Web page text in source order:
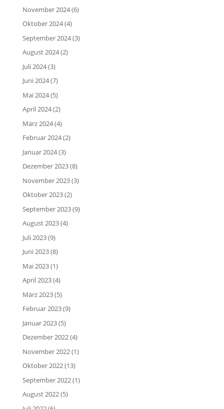
November 2024(6)
Oktober 2024(4)
September 2024(3)
August 2024(2)
Juli 2024(3)
Juni 2024(7)
Mai 2024(5)
April 2024(2)
März 2024(4)
Februar 2024(2)
Januar 2024(3)
Dezember 2023(8)
November 2023(3)
Oktober 2023(2)
September 2023(9)
August 2023(4)
Juli 2023(9)
Juni 2023(8)
Mai 2023(1)
April 2023(4)
März 2023(5)
Februar 2023(9)
Januar 2023(5)
Dezember 2022(4)
November 2022(1)
Oktober 2022(13)
September 2022(1)
August 2022(5)